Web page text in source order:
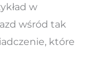
w
wśród tak
które